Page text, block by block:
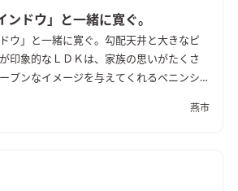
ンドウ」と一緒に寛ぐ。
ウ」と一緒に寛ぐ。 勾配天井と大きなピ
印象的なＬＤＫは、家族の思いがたくさ
プンなイメージを与えてくれるペニンシ
明で緩やかな時間が送れるリビング。挙げ
燕市